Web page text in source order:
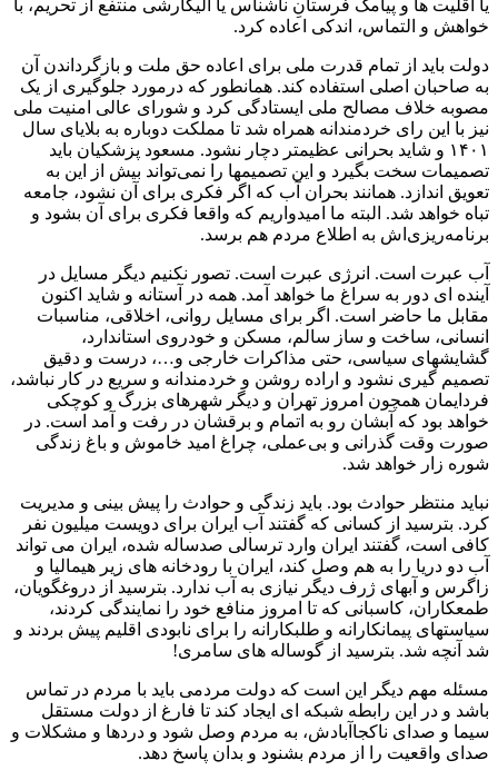
یا اقلیت ها و پیامک فرستانِ ناشناس یا الیگارشی منتفع از تحریم، با
خواهش و التماس، اندکی اعاده کرد.
دولت باید از تمام قدرت ملی برای اعاده حق ملت و بازگرداندن آن
به صاحبان اصلی استفاده کند. همانطور که درمورد جلوگیری از یک
مصوبه خلاف مصالح ملی ایستادگی کرد و شورای عالی امنیت ملی
نیز با این رای خردمندانه همراه شد تا مملکت دوباره به بلایای سال
۱۴۰۱ و شاید بحرانی عظیمتر دچار نشود. مسعود پزشکیان باید
تصمیمات سخت بگیرد و این تصمیمها را نمی‌تواند بیش از این به
تعویق اندازد. همانند بحران آب که اگر فکری برای آن نشود، جامعه
تباه خواهد شد. البته ما امیدواریم که واقعا فکری برای آن بشود و
برنامه‌ریزی‌اش به اطلاع مردم هم برسد.
آب عبرت است. انرژی عبرت است. تصور نکنیم دیگر مسایل در
آینده ای دور به سراغ ما خواهد آمد. همه در آستانه و شاید اکنون
مقابل ما حاضر است. اگر برای مسایل روانی، اخلاقی، مناسبات
انسانی، ساخت و ساز سالم، مسکن و خودروی استاندارد،
گشایشهای سیاسی، حتی مذاکرات خارجی و…، درست و دقیق
تصمیم گیری نشود و اراده روشن و خردمندانه و سریع در کار نباشد،
فردایمان همچون امروز تهران و دیگر شهرهای بزرگ و کوچکی
خواهد بود که آبشان رو به اتمام و برقشان در رفت و آمد است. در
صورت وقت گذرانی و بی‌عملی، چراغ امید خاموش و باغ زندگی
شوره زار خواهد شد.
نباید منتظر حوادث بود. باید زندگی و حوادث را پیش بینی و مدیریت
کرد. بترسید از کسانی که گفتند آب ایران برای دویست میلیون نفر
کافی است، گفتند ایران وارد ترسالی صدساله شده، ایران می تواند
آب دو دریا را به هم وصل کند، ایران با رودخانه های زیر هیمالیا و
زاگرس و آبهای ژرف دیگر نیازی به آب ندارد. بترسید از دروغگویان،
طمعکاران، کاسبانی که تا امروز منافع خود را نمایندگی کردند،
سیاستهای پیمانکارانه و طلبکارانه را برای نابودی اقلیم پیش بردند و
شد آنچه شد. بترسید از گوساله های سامری!
مسئله مهم دیگر این است که دولت مردمی باید با مردم در تماس
باشد و در این رابطه شبکه ای ایجاد کند تا فارغ از دولت مستقل
سیما و صدای ناکجاآبادش، به مردم وصل شود و دردها و مشکلات و
صدای واقعیت را از مردم بشنود و بدان پاسخ دهد.